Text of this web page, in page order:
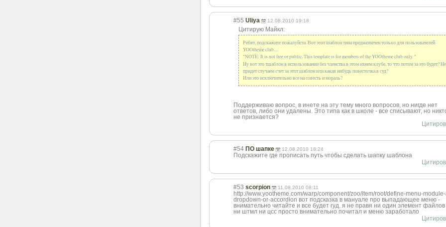
#55 Uliya 12.08.2010 19:18
Цитирую Майкл:
Ребят, подскажите пожалуйста. Вот этот шаблон типа предназначен только для пользователей
YOOtheme club....
"NOTE: It is not free or public. This template is for members of the YOOtheme club only. "
Ну вот это тшаблон в использовании без членства в этом ихнем клубе, то что потом за это будет? Не
придет случаем счет за этот шаблон или какая нибудь повесточка в суд?
Или это исключительно все на совесть и мораль?
Поддерживаю вопрос, в инете на эту тему много вопросов, но нигде нет
ответов, либо они удалены. Это типа как в школе - все списывают, но
не признается?
#54 ПО шапке 12.08.2010 18:24
Подскажите где прописать путь чтобы сделать шапку шаблона
#53 scorpion 11.08.2010 08:11
http://www.yootheme.com/warp/component/zoo/item/root/define-menu-
dropdown-or-accordion вот подсказка в мануале про выпадающее меню -
внимательно читайте и все будет гуд. я не правя ни один элемент файлов
ни штмл ни цсс просто внимательно почитал и меню заработало